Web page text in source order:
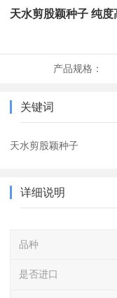
天水剪股颖种子 纯度
产品规格：
关键词
天水剪股颖种子
详细说明
品种
是否进口